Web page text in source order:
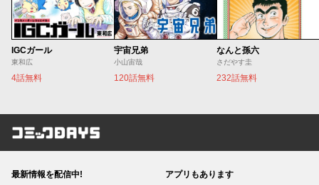
IGCガール
東和広
4話無料
宇宙兄弟
小山宙哉
120話無料
なんと孫六
さだやす圭
232話無料
コミックDAYS
最新情報を配信中! アプリもあります